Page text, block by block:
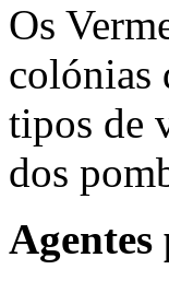
Os
colónias
tipos de
dos
Agentes